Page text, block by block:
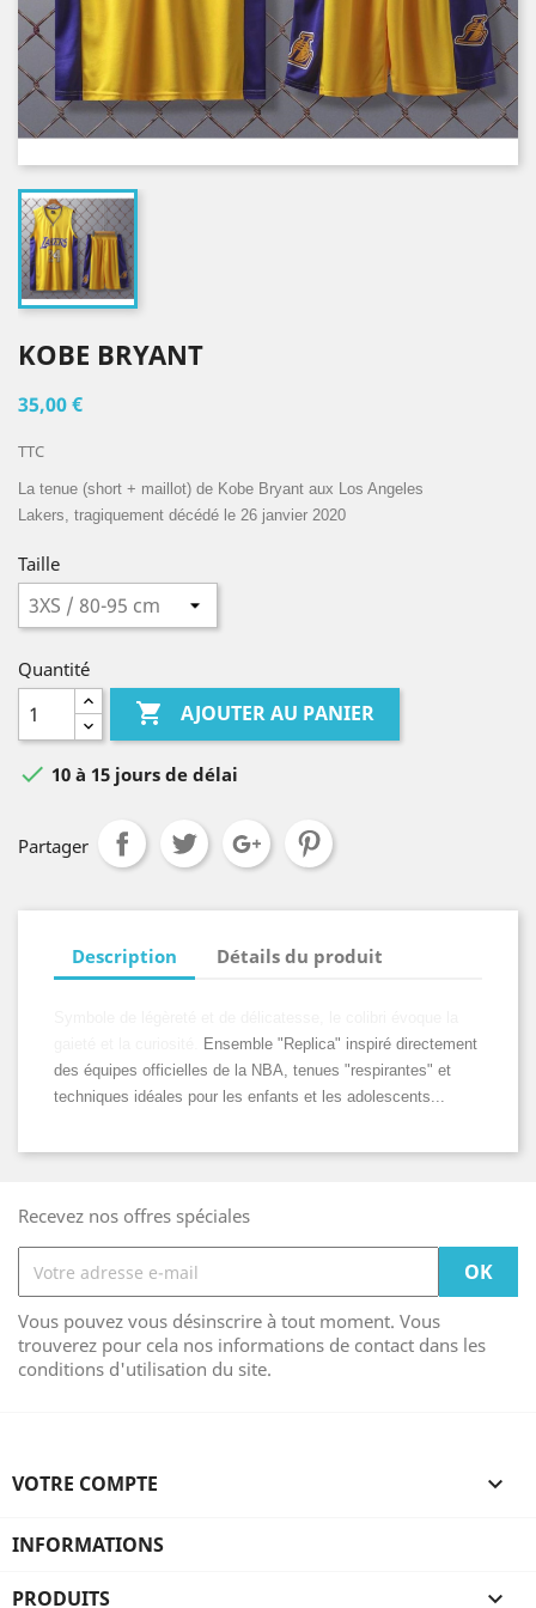
KOBE BRYANT
35,00 €
TTC
La tenue (short + maillot) de Kobe Bryant aux Los Angeles
Lakers, tragiquement décédé le 26 janvier 2020
Taille
Quantité
 AJOUTER AU PANIER
 10 à 15 jours de délai
Partager
Description Détails du produit
Ensemble "Replica" inspiré directement
des équipes officielles de la NBA, tenues "respirantes" et
techniques idéales pour les enfants et les adolescents...
Recevez nos offres spéciales
Vous pouvez vous désinscrire à tout moment. Vous
trouverez pour cela nos informations de contact dans les
conditions d'utilisation du site.
VOTRE COMPTE 
INFORMATIONS
PRODUITS 